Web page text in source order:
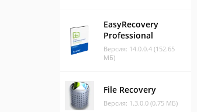
EasyRecovery
Professional
Версия: 14.0.0.4 (152.65
МБ)
File Recovery
Версия: 1.3.0.0 (0.75 МБ)